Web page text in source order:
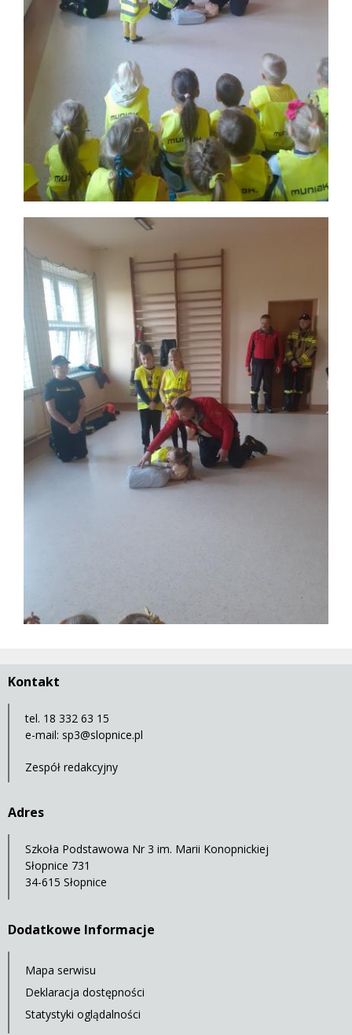
Kontakt
tel. 18 332 63 15
e-mail: sp3@slopnice.pl
Zespół redakcyjny
Adres
Szkoła Podstawowa Nr 3 im. Marii Konopnickiej
Słopnice 731
34-615 Słopnice
Dodatkowe Informacje
Mapa serwisu
Deklaracja dostępności
Statystyki oglądalności